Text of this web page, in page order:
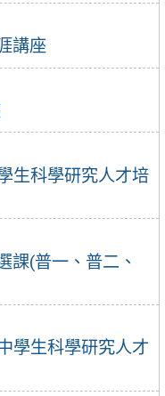
講座
生科學研究人才培
課(普一、普二、
學生科學研究人才